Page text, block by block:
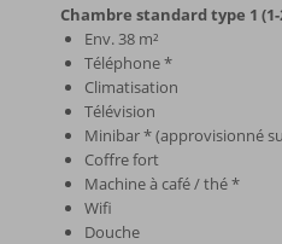
Chambre standard type 1
Env. 38 m²
Téléphone *
Climatisation
Télévision
Minibar * (approvisionné
Coffre fort
Machine à café / thé *
Wifi
Douche